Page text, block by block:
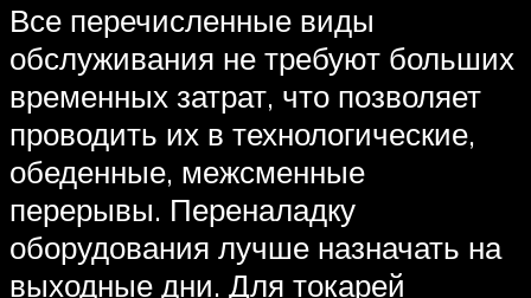
Все перечисленные виды
обслуживания не требуют больших
временных затрат, что позволяет
проводить их в технологические,
обеденные, межсменные
перерывы. Переналадку
оборудования лучше назначать на
выходные дни. Для токарей